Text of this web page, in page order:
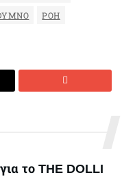
ΡΟΉ
το THE DOLLI